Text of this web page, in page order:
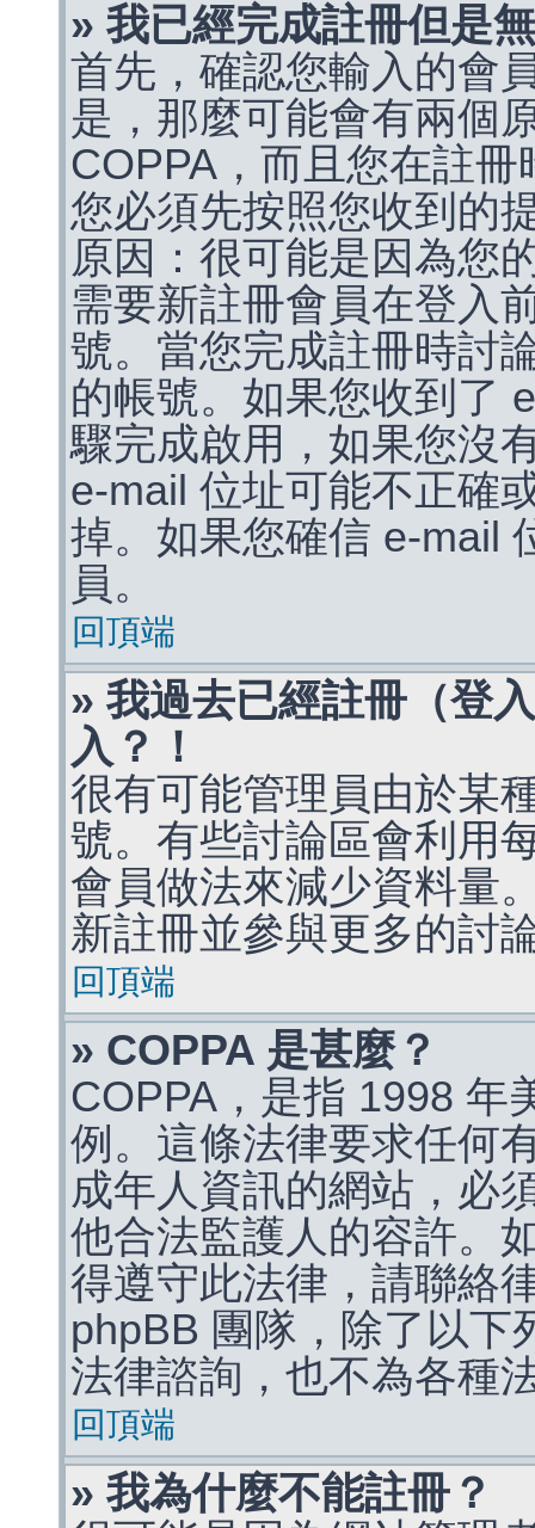
» 我已經完成註冊但是
首先，確認您輸入的會
是，那麼可能會有兩個
COPPA，而且您在註
您必須先按照您收到的
原因：很可能是因為您
需要新註冊會員在登入
號。當您完成註冊時討
的帳號。如果您收到了
驟完成啟用，如果您沒
e-mail 位址可能不正確
掉。如果您確信 e-mail
員。
回頂端
» 我過去已經註冊（登
入？！
很有可能管理員由於某
號。有些討論區會利用
會員做法來減少資料量
新註冊並參與更多的討
回頂端
» COPPA 是甚麼？
COPPA，是指 1998 年
例。這條法律要求任何
成年人資訊的網站，必
他合法監護人的容許。
得遵守此法律，請聯絡
phpBB 團隊，除了以下
法律諮詢，也不為各種
回頂端
» 我為什麼不能註冊？